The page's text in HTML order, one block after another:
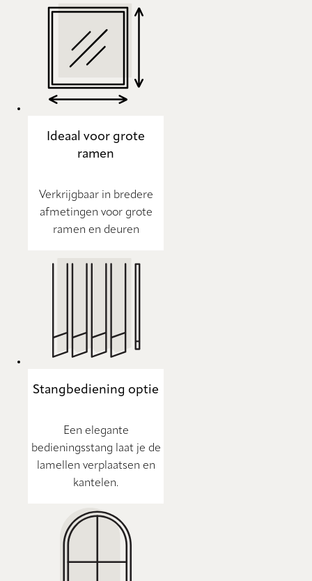
Ideaal voor grote
ramen
Verkrijgbaar in bredere
afmetingen voor grote
ramen en deuren
Stangbediening optie
Een elegante
bedieningsstang laat je de
lamellen verplaatsen en
kantelen.